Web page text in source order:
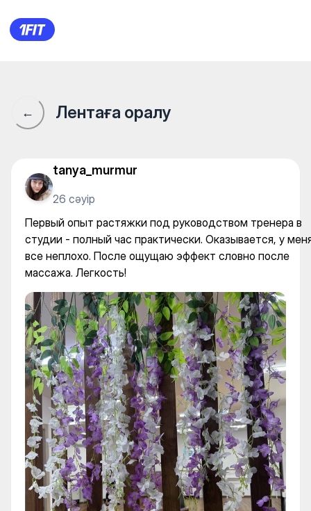
Студия балета и растяжки
← Лентаға оралу
tanya_murmur
26 сәуір
Первый опыт растяжки под руководством тренера в
студии - полный час практически. Оказывается, у
все неплохо. После ощущаю эффект словно после
массажа. Легкость!